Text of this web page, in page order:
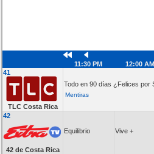
11:30 PM 12:00 AM
41
TLC Costa Rica
Todo en 90 días ¿Felices por
Mentiras
42
42 de Costa Rica
Equilibrio Vive +